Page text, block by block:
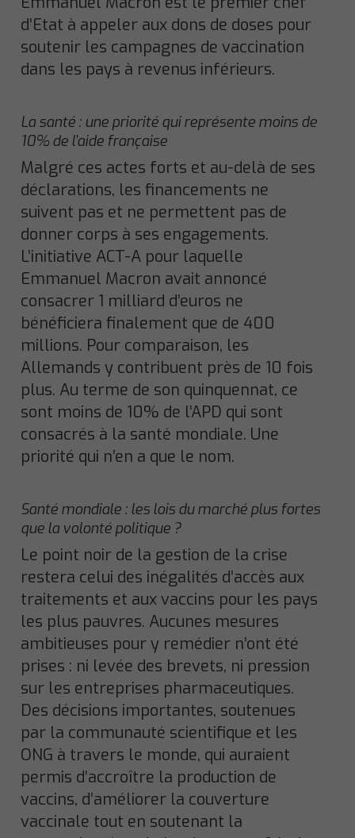
d’Etat à appeler aux dons de doses pour
soutenir les campagnes de vaccination
dans les pays à revenus inférieurs.
La santé : une priorité qui représente moins de
10% de l’aide française
Malgré ces actes forts et au-delà de ses
déclarations, les financements ne
suivent pas et ne permettent pas de
donner corps à ses engagements.
L’initiative ACT-A pour laquelle
Emmanuel Macron avait annoncé
consacrer 1 milliard d’euros ne
bénéficiera finalement que de 400
millions. Pour comparaison, les
Allemands y contribuent près de 10 fois
plus. Au terme de son quinquennat, ce
sont moins de 10% de l’APD qui sont
consacrés à la santé mondiale. Une
priorité qui n’en a que le nom.
Santé mondiale : les lois du marché plus fortes
que la volonté politique ?
Le point noir de la gestion de la crise
restera celui des inégalités d’accès aux
traitements et aux vaccins pour les pays
les plus pauvres. Aucunes mesures
ambitieuses pour y remédier n’ont été
prises : ni levée des brevets, ni pression
sur les entreprises pharmaceutiques.
Des décisions importantes, soutenues
par la communauté scientifique et les
ONG à travers le monde, qui auraient
permis d’accroître la production de
vaccins, d’améliorer la couverture
vaccinale tout en soutenant la